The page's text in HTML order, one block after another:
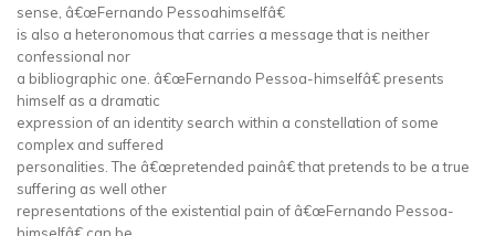
sense, â€œFernando Pessoahimselfâ€
is also a heteronomous that carries a message that is neither
confessional nor
a bibliographic one. â€œFernando Pessoa-himselfâ€ presents
himself as a dramatic
expression of an identity search within a constellation of some
complex and suffered
personalities. The â€œpretended painâ€ that pretends to be a true
suffering as well other
representations of the existential pain of â€œFernando Pessoa-
himselfâ€ can be